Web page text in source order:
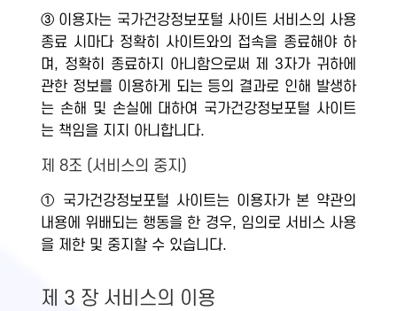
③ 이용자는 국가건강정보포털 사이트 서비스의 사용
종료 시마다 정확히 사이트와의 접속을 종료해야 하
며, 정확히 종료하지 아니함으로써 제 3자가 귀하에
관한 정보를 이용하게 되는 등의 결과로 인해 발생하
는 손해 및 손실에 대하여 국가건강정보포털 사이트
는 책임을 지지 아니합니다.
제 8조 (서비스의 중지)
① 국가건강정보포털 사이트는 이용자가 본 약관의
내용에 위배되는 행동을 한 경우, 임의로 서비스 사용
을 제한 및 중지할 수 있습니다.
제 3 장 서비스의 이용